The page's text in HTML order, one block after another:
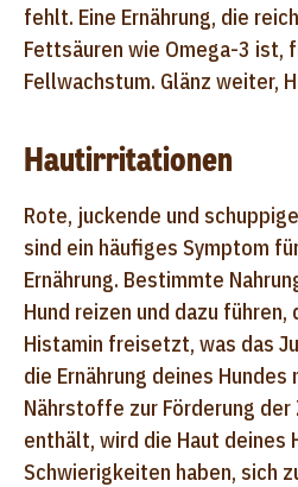
fehlt. Eine Ernährung, die
Fettsäuren wie Omega-3 ist,
Fellwachstum. Glänz weiter,
Hautirritationen
Rote, juckende und
sind ein häufiges Symptom
Ernährung. Bestimmte
Hund reizen und dazu führen,
Histamin freisetzt, was das
die Ernährung deines
Nährstoffe zur Förderung
enthält, wird die Haut deines
Schwierigkeiten haben, sich